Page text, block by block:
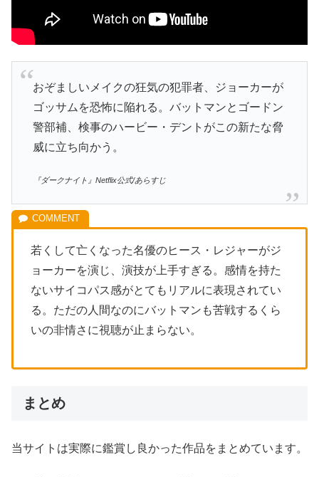
おぞましいメイクの狂気の犯罪者、ジョーカーが
ゴッサムを恐怖に陥れる。バットマンとゴードン
警部補、検事のハービー・デントがこの新たな脅
威に立ち向かう。
『ダークナイト』Netflix公式/あらすじ
若くして亡くなった名優のヒース・レジャーがジ
ョーカーを演じ、演技が上手すぎる。感情を持た
ないサイコパス感がとてもリアルに表現されてい
る。ただの人間なのにバットマンも苦戦するくら
いの非情さに視聴が止まらない。
まとめ
当サイトは実際に鑑賞し良かった作品をまとめています。